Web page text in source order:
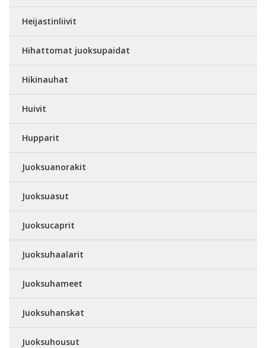
Heijastinliivit
Hihattomat juoksupaidat
Hikinauhat
Huivit
Hupparit
Juoksuanorakit
Juoksuasut
Juoksucaprit
Juoksuhaalarit
Juoksuhameet
Juoksuhanskat
Juoksuhousut